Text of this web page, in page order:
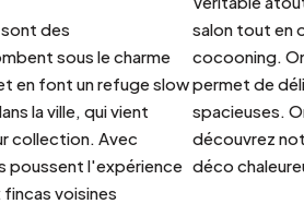
des
sous le charme
en font un refuge slow
la ville, qui vient
collection. Avec
poussent l'expérience
fincas voisines
salon tout en
cocooning.
permet de
spacieuses.
découvrez
déco